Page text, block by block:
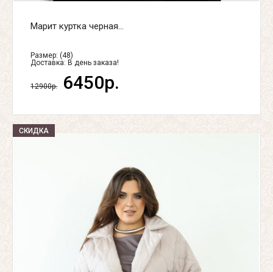
Марит куртка черная...
Размер: (48)
Доставка: В день заказа!
12900р. 6450р.
СКИДКА